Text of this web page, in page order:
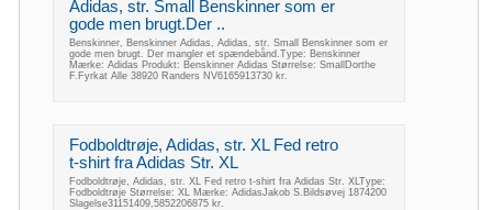
Adidas, str. Small Benskinner som er
gode men brugt.Der ..
Benskinner, Benskinner Adidas, Adidas, str. Small Benskinner som er
gode men brugt. Der mangler et spændebånd.Type: Benskinner
Mærke: Adidas Produkt: Benskinner Adidas Størrelse: SmallDorthe
F.Fyrkat Alle 38920 Randers NV6165913730 kr.
Fodboldtrøje, Adidas, str. XL Fed retro
t-shirt fra Adidas Str. XL
Fodboldtrøje, Adidas, str. XL Fed retro t-shirt fra Adidas Str. XLType:
Fodboldtrøje Størrelse: XL Mærke: AdidasJakob S.Bildsøvej 1874200
Slagelse31151409,5852206875 kr.